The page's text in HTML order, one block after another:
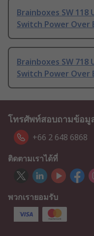
Brainboxes SW
Switch Power Over
Brainboxes SW
Switch Power Over
โทรศัพท์สอบถามข้อมู
+66 2 648 6868
ติดตามเราได้ที่
พวกเรายอมรับ